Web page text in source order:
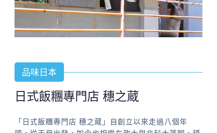
品味日本
日式飯糰專門店 穗之蔵
「日式飯糰專門店 穗之蔵」自創立以來走過八個年